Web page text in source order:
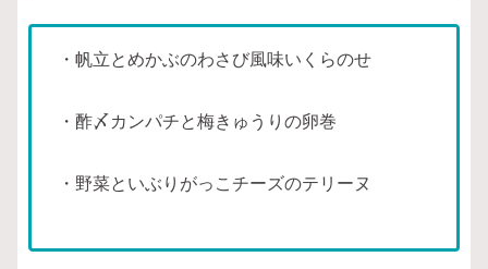
・帆立とめかぶのわさび風味いくらのせ
・酢〆カンパチと梅きゅうりの卵巻
・野菜といぶりがっこチーズのテリーヌ